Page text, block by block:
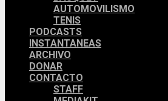
AUTOMOVILISMO
TENIS
PODCASTS
INSTANTANEAS
ARCHIVO
DONAR
CONTACTO
STAFF